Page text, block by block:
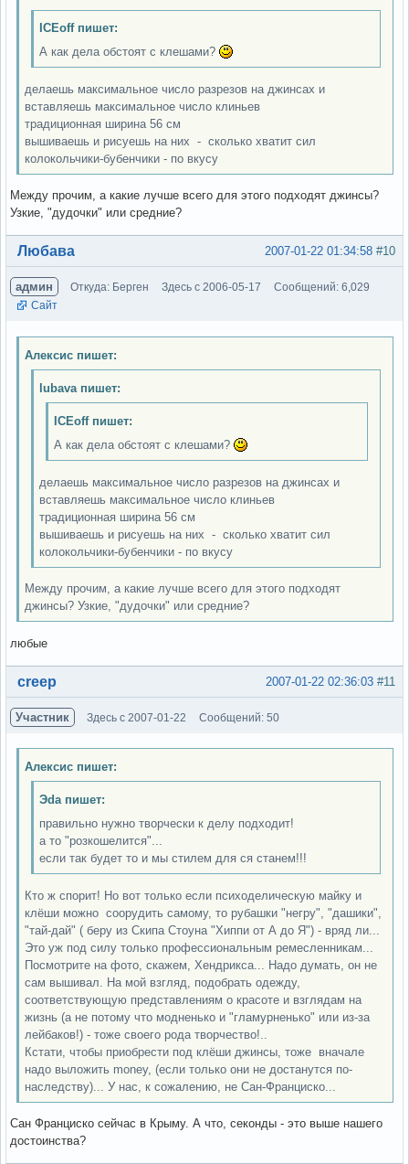
ICEoff пишет:
А как дела обстоят с клешами?
делаешь максимальное число разрезов на джинсах и
вставляешь максимальное число клиньев
традиционная ширина 56 см
вышиваешь и рисуешь на них - сколько хватит сил
колокольчики-бубенчики - по вкусу
Между прочим, а какие лучше всего для этого подходят джинсы?
Узкие, "дудочки" или средние?
Вне форума #10
2007-01-22 01:34:58
Любава
админ Откуда: Берген Здесь с 2006-05-17
Сообщений: 6,029
Сайт
Алексис пишет:
lubava пишет:
ICEoff пишет:
А как дела обстоят с клешами?
делаешь максимальное число разрезов на джинсах и
вставляешь максимальное число клиньев
традиционная ширина 56 см
вышиваешь и рисуешь на них - сколько хватит сил
колокольчики-бубенчики - по вкусу
Между прочим, а какие лучше всего для этого подходят
джинсы? Узкие, "дудочки" или средние?
любые
Вне форума #11
2007-01-22 02:36:03
creep
Участник Здесь с 2007-01-22 Сообщений: 50
Алексис пишет:
Эda пишет:
правильно нужно творчески к делу подходит!
а то "розкошелится"...
если так будет то и мы стилем для ся станем!!!
Кто ж спорит! Но вот только если психоделическую майку и
клёши можно соорудить самому, то рубашки "негру", "дашики",
"тай-дай" ( беру из Скипа Стоуна "Хиппи от А до Я") - вряд ли...
Это уж под силу только профессиональным ремесленникам...
Посмотрите на фото, скажем, Хендрикса... Надо думать, он не
сам вышивал. На мой взгляд, подобрать одежду,
соответствующую представлениям о красоте и взглядам на
жизнь (а не потому что модненько и "гламурненько" или из-за
лейбаков!) - тоже своего рода творчество!..
Кстати, чтобы приобрести под клёши джинсы, тоже вначале
надо выложить money, (если только они не достанутся по-
наследству)... У нас, к сожалению, не Сан-Франциско...
Сан Франциско сейчас в Крыму. А что, секонды - это выше нашего
достоинства?